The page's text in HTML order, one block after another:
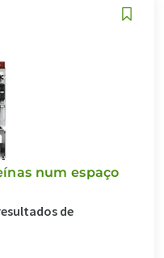
num espaço
de